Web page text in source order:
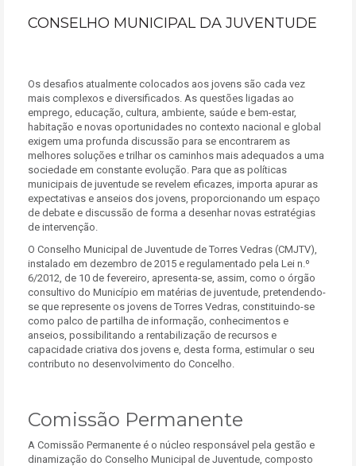
CONSELHO MUNICIPAL DA JUVENTUDE
Os desafios atualmente colocados aos jovens são cada vez
mais complexos e diversificados. As questões ligadas ao
emprego, educação, cultura, ambiente, saúde e bem-estar,
habitação e novas oportunidades no contexto nacional e global
exigem uma profunda discussão para se encontrarem as
melhores soluções e trilhar os caminhos mais adequados a uma
sociedade em constante evolução. Para que as políticas
municipais de juventude se revelem eficazes, importa apurar as
expectativas e anseios dos jovens, proporcionando um espaço
de debate e discussão de forma a desenhar novas estratégias
de intervenção.
O Conselho Municipal de Juventude de Torres Vedras (CMJTV),
instalado em dezembro de 2015 e regulamentado pela Lei n.º
6/2012, de 10 de fevereiro, apresenta-se, assim, como o órgão
consultivo do Município em matérias de juventude, pretendendo-
se que represente os jovens de Torres Vedras, constituindo-se
como palco de partilha de informação, conhecimentos e
anseios, possibilitando a rentabilização de recursos e
capacidade criativa dos jovens e, desta forma, estimular o seu
contributo no desenvolvimento do Concelho.
Comissão Permanente
A Comissão Permanente é o núcleo responsável pela gestão e
dinamização do Conselho Municipal de Juventude, composto